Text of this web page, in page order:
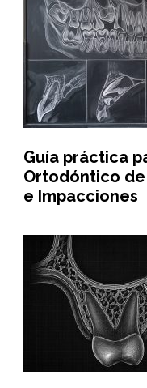
Guía práctica
Ortodóntico de
e Impacciones